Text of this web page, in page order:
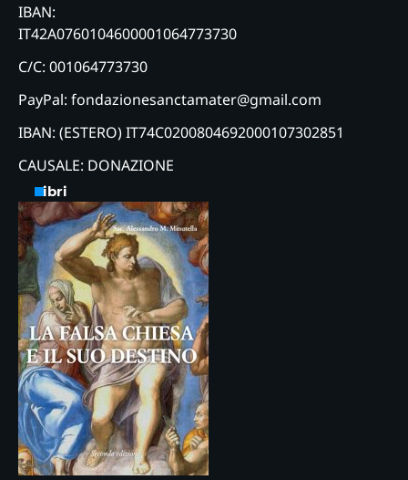
IBAN:
IT42A0760104600001064773730
C/C: 001064773730
PayPal: fondazionesanctamater@gmail.com
IBAN: (ESTERO) IT74C0200804692000107302851
CAUSALE: DONAZIONE
Libri